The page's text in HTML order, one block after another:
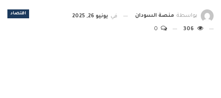
اقتصاد بواسطة منصة السودان في يونيو 26, 2025
306